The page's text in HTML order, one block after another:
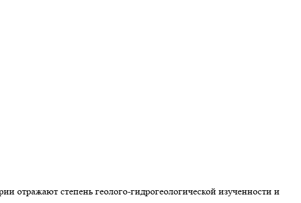
отражают степень геолого-гидрогеологической изученности и